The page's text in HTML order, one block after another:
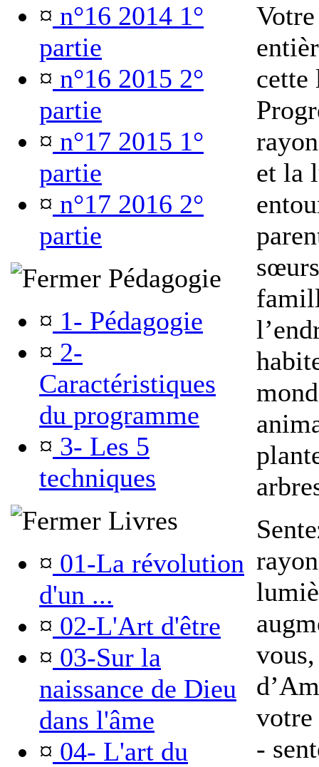
¤ n°16 2014 1°
partie
¤ n°16 2015 2°
partie
¤ n°17 2015 1°
partie
¤ n°17 2016 2°
partie
Pédagogie
¤ 1- Pédagogie
¤ 2-
Caractéristiques
du programme
¤ 3- Les 5
techniques
Livres
¤ 01-La révolution
d'un ...
¤ 02-L'Art d'être
¤ 03-Sur la
naissance de Dieu
dans l'âme
¤ 04- L'art du
cette
et la
-